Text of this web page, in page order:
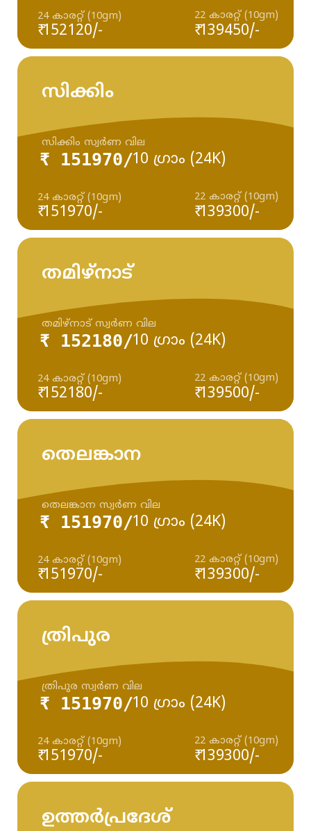
₹ 152120/-
24 കാരറ്റ് (10gm) 22 കാരറ്റ് (10gm)
₹ 139450/-
സിക്കിം
₹ 151970/10 ഗ്രാം (24K)
₹ 151970/-
24 കാരറ്റ് (10gm) 22 കാരറ്റ് (10gm)
സിക്കിം സ്വർണ വില
₹ 139300/-
തമിഴ്‌നാട്
₹ 152180/10 ഗ്രാം (24K)
₹ 152180/-
24 കാരറ്റ് (10gm) 22 കാരറ്റ് (10gm)
തമിഴ്‌നാട് സ്വർണ വില
₹ 139500/-
തെലങ്കാന
₹ 151970/10 ഗ്രാം (24K)
₹ 151970/-
24 കാരറ്റ് (10gm) 22 കാരറ്റ് (10gm)
തെലങ്കാന സ്വർണ വില
₹ 139300/-
ത്രിപുര
₹ 151970/10 ഗ്രാം (24K)
₹ 151970/-
24 കാരറ്റ് (10gm) 22 കാരറ്റ് (10gm)
ത്രിപുര സ്വർണ വില
₹ 139300/-
ഉത്തർപ്രദേശ്